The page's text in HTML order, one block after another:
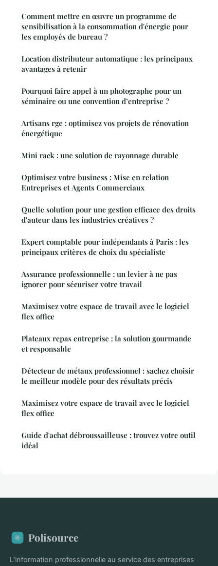
Comment mettre en œuvre un programme de
sensibilisation à la consommation d'énergie pour
les employés de bureau ?
Location distributeur automatique : les principaux
avantages à retenir
Pourquoi faire appel à un photographe pour un
séminaire ou une convention d’entreprise ?
Artisans rge : optimisez vos projets de rénovation
énergétique
Mini rack : une solution de rayonnage durable
Optimisez votre business : Mise en relation
Entreprises et Agents Commerciaux
Quelle solution pour une gestion efficace des droits
d'auteur dans les industries créatives ?
Expert comptable pour indépendants à Paris : les
principaux critères de choix du spécialiste
Assurance professionnelle : un levier à ne pas
ignorer pour sécuriser votre travail
Maximisez votre espace de travail avec le logiciel
flex office
Plateaux repas entreprise : la solution gourmande
et responsable
Détecteur de métaux professionnel : sachez choisir
le meilleur modèle pour des résultats précis
Maximisez votre espace de travail avec le logiciel
flex office
Guide d'achat débroussailleuse : trouvez votre outil
idéal
Polisource
L'information professionnelle au service des entreprises